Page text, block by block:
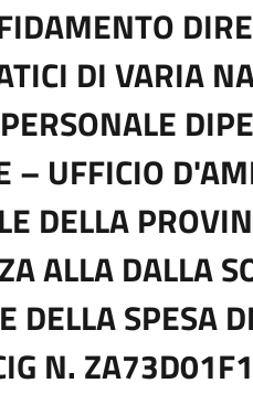
DI VARIA
– UFFICIO
DELLA
ALLA DALLA
DELLA SPESA
N.